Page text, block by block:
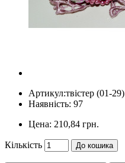
Артикул:твістер (01-29)
Наявність: 97
Цена: 210,84 грн.
Кількість До кошика